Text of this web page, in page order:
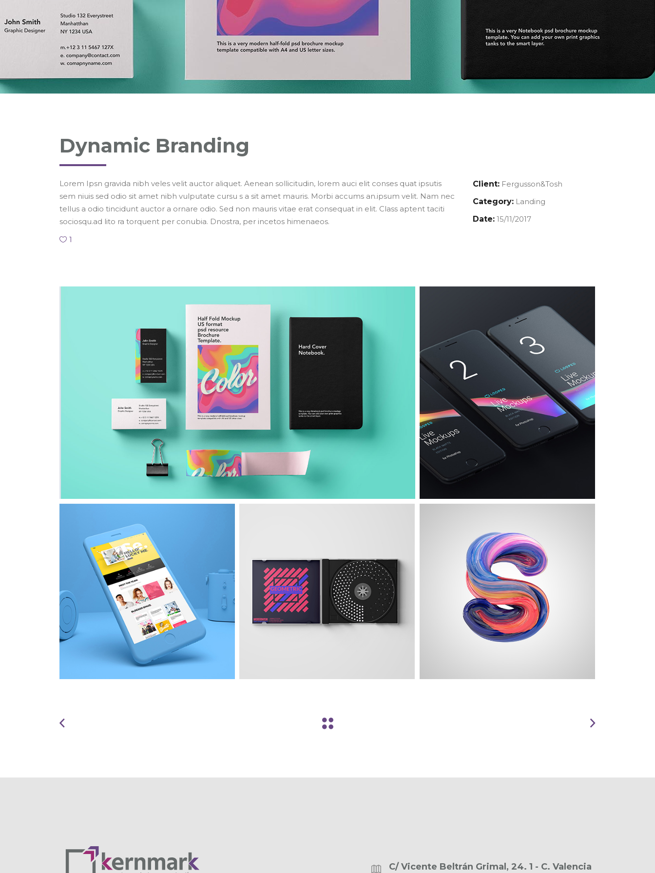
Dynamic Branding
Lorem Ipsn gravida nibh veles velit auctor aliquet. Aenean sollicitudin, lorem auci elit conses quat ipsutis
sem niuis sed odio sit amet nibh vulputate cursu s a sit amet mauris. Morbi accums an.ipsum velit. Nam nec
tellus a odio tincidunt auctor a ornare odio. Sed non mauris vitae erat consequat in elit. Class aptent taciti
sociosqu.ad lito ra torquent per conubia. Dnostra, per incetos himenaeos.
1
Client: Fergusson&Tosh
Category: Landing
Date: 15/11/2017
C/ Vicente Beltrán Grimal, 24. 1 - C. Valencia